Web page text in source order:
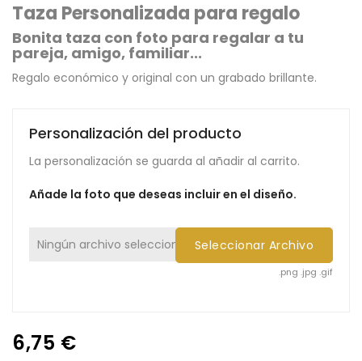
Taza Personalizada para regalo
Bonita taza con foto para regalar a tu
pareja, amigo, familiar...
Regalo económico y original con un grabado brillante.
Personalización del producto
La personalización se guarda al añadir al carrito.
Añade la foto que deseas incluir en el diseño.
Ningún archivo seleccionadoSeleccionar Archivo
.png .jpg .gif
6,75 €